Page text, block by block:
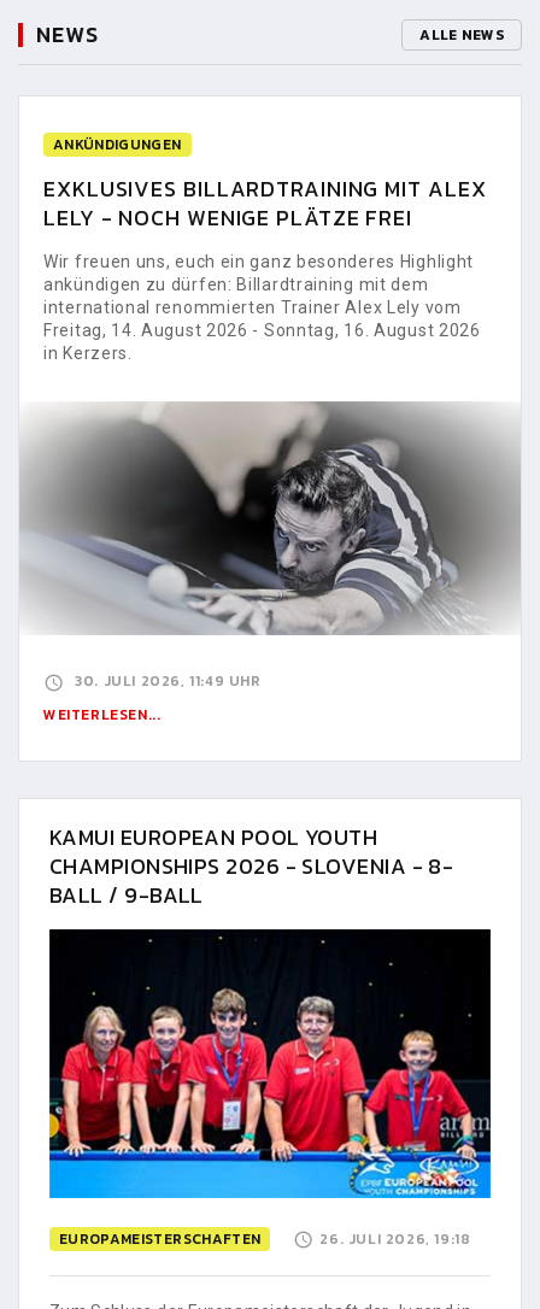
NEWS ALLE NEWS
ANKÜNDIGUNGEN
EXKLUSIVES BILLARDTRAINING MIT ALEX
LELY - NOCH WENIGE PLÄTZE FREI
Wir freuen uns, euch ein ganz besonderes Highlight
ankündigen zu dürfen: Billardtraining mit dem
international renommierten Trainer Alex Lely vom
Freitag, 14. August 2026 - Sonntag, 16. August 2026
in Kerzers.
30. JULI 2026, 11:49 UHR
WEITERLESEN...
KAMUI EUROPEAN POOL YOUTH
CHAMPIONSHIPS 2026 - SLOVENIA - 8-
BALL / 9-BALL
EUROPAMEISTERSCHAFTEN 26. JULI 2026, 19:18